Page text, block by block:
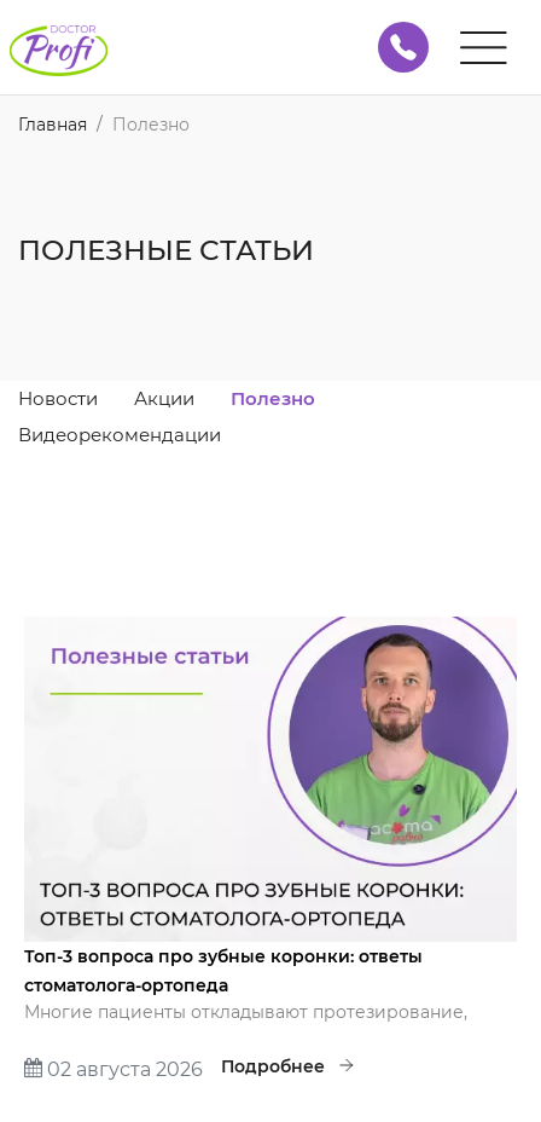
Главная Полезно
ПОЛЕЗНЫЕ СТАТЬИ
Новости Акции
Полезно
Видеорекомендации
Топ-3 вопроса про зубные коронки: ответы
стоматолога-ортопеда
Многие пациенты откладывают протезирование,
статье мы отвечаем на три самых частых вопроса,
02 августа 2026 Подробнее